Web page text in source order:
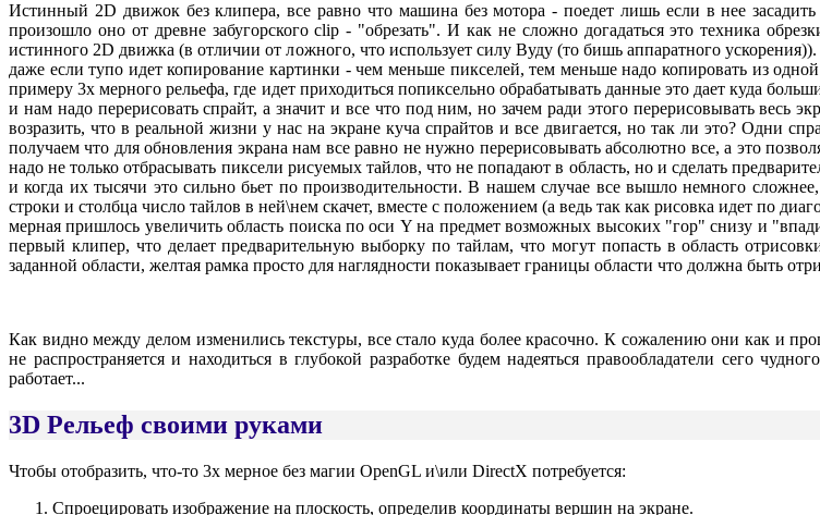
Истинный 2D движок без клипера, все равно что машина без мотора - поедет лишь если в нее
произошло оно от древне забугорского clip - "обрезать". И как не сложно догадаться это техника
истинного 2D движка (в отличии от ложного, что использует силу Вуду (то бишь аппаратного
даже если тупо идет копирование картинки - чем меньше пикселей, тем меньше надо копировать из
примеру 3х мерного рельефа, где идет приходиться попиксельно обрабатывать данные это дает куда
и нам надо перерисовать спрайт, а значит и все что под ним, но зачем ради этого перерисовывать весь
возразить, что в реальной жизни у нас на экране куча спрайтов и все двигается, но так ли это? Одни
получаем что для обновления экрана нам все равно не нужно перерисовывать абсолютно все, а это
надо не только отбрасывать пиксели рисуемых тайлов, что не попадают в область, но и сделать
и когда их тысячи это сильно бьет по производительности. В нашем случае все вышло немного
строки и столбца число тайлов в ней\нем скачет, вместе с положением (а ведь так как рисовка идет по
мерная пришлось увеличить область поиска по оси Y на предмет возможных высоких "гор" снизу и
первый клипер, что делает предварительную выборку по тайлам, что могут попасть в область
заданной области, желтая рамка просто для наглядности показывает границы области что должна быть
Как видно между делом изменились текстуры, все стало куда более красочно. К сожалению они как и
не распространяется и находиться в глубокой разработке будем надеяться правообладатели сего
работает...
3D Рельеф своими руками
Чтобы отобразить, что-то 3х мерное без магии OpenGL и\или DirectX потребуется:
Спроецировать изображение на плоскость, определив координаты вершин на экране.